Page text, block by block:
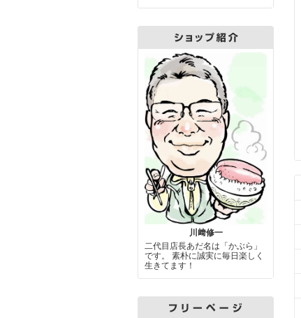
川﨑修一
二代目店長あだ名は「かぶら」
です。 素朴に誠実に毎日楽しく
生きてます！